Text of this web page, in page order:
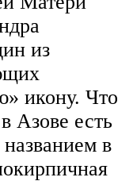
из
икону. Что
Азове есть
в